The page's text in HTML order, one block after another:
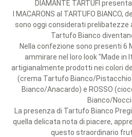
DIAMANTE TARTUFI
I MACARONS al TARTUFO
sono oggi considerati prelibatezze
Tartufo Bianco
Nella confezione sono presenti 6
ammirare nel loro look "Made in
artigianalmente prodotti nei colori
(crema Tartufo Bianco/
Bianco/Anacardo) e ROSSO
Bianco/
La presenza di Tartufo Bianco
quella delicata nota di piacere,
questo straordinario